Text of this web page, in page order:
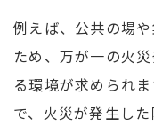
例えば、公共の場
ため、万が一の火
る環境が求められ
で、火災が発生し